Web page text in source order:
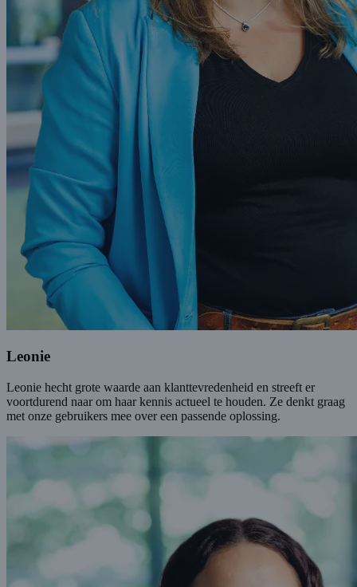
Leonie
Leonie hecht grote waarde aan klanttevredenheid en streeft er
voortdurend naar om haar kennis actueel te houden. Ze denkt graag
met onze gebruikers mee over een passende oplossing.